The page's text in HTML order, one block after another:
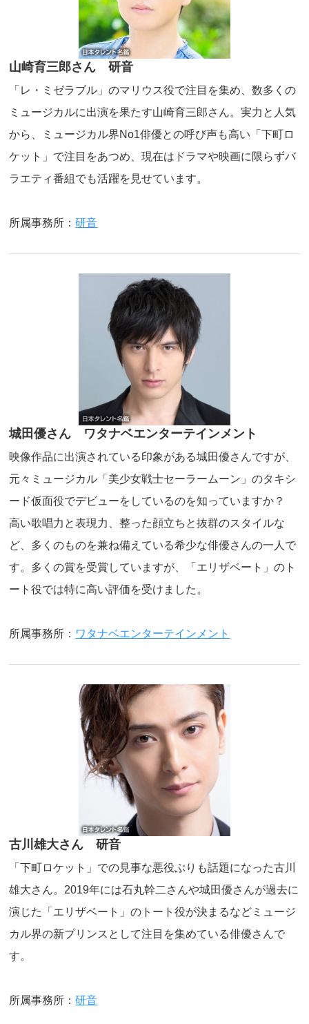
山崎育三郎さん 研音
「レ・ミゼラブル」のマリウス役で注目を集め、数多くの
ミュージカルに出演を果たす山崎育三郎さん。実力と人気
から、ミュージカル界No1俳優との呼び声も高い「下町ロ
ケット」で注目をあつめ、現在はドラマや映画に限らずバ
ラエティ番組でも活躍を見せています。
所属事務所：研音
城田優さん ワタナベエンターテインメント
映像作品に出演されている印象がある城田優さんですが、
元々ミュージカル「美少女戦士セーラームーン」のタキシ
ード仮面役でデビューをしているのを知っていますか？
高い歌唱力と表現力、整った顔立ちと抜群のスタイルな
ど、多くのものを兼ね備えている希少な俳優さんの一人で
す。多くの賞を受賞していますが、「エリザベート」のト
ート役では特に高い評価を受けました。
所属事務所： ワタナベエンターテインメント
古川雄大さん 研音
「下町ロケット」での見事な悪役ぶりも話題になった古川
雄大さん。2019年には石丸幹二さんや城田優さんが過去に
演じた「エリザベート」のトート役が決まるなどミュージ
カル界の新プリンスとして注目を集めている俳優さんで
す。
所属事務所：研音